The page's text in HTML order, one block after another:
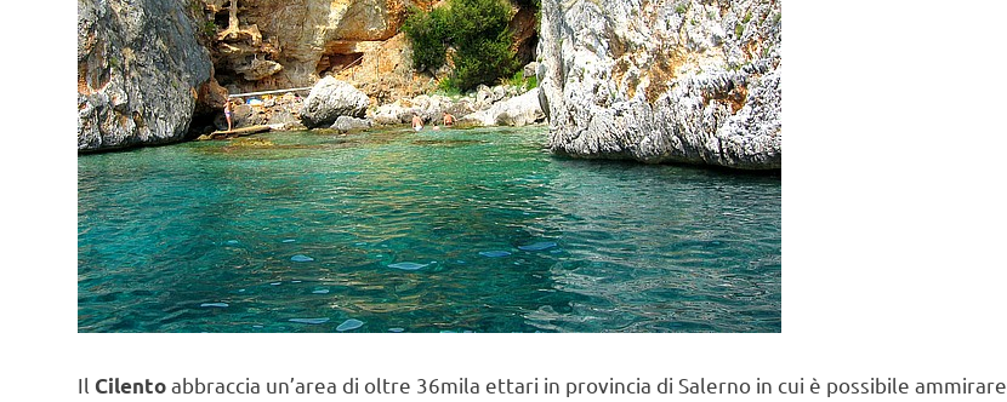
Il Cilentoabbraccia un’area di oltre 36mila ettari in provincia di Salerno in cui è possibile ammirare